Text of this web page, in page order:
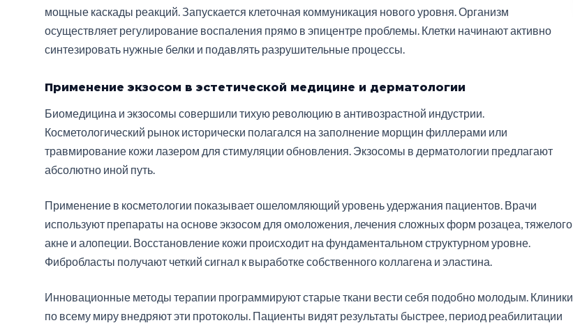
мощные каскады реакций. Запускается клеточная коммуникация нового уровня. Организм
осуществляет регулирование воспаления прямо в эпицентре проблемы. Клетки начинают активно
синтезировать нужные белки и подавлять разрушительные процессы.
Применение экзосом в эстетической медицине и дерматологии
Биомедицина и экзосомы совершили тихую революцию в антивозрастной индустрии.
Косметологический рынок исторически полагался на заполнение морщин филлерами или
травмирование кожи лазером для стимуляции обновления. Экзосомы в дерматологии предлагают
абсолютно иной путь.
Применение в косметологии показывает ошеломляющий уровень удержания пациентов. Врачи
используют препараты на основе экзосом для омоложения, лечения сложных форм розацеа, тяжелого
акне и алопеции. Восстановление кожи происходит на фундаментальном структурном уровне.
Фибробласты получают четкий сигнал к выработке собственного коллагена и эластина.
Инновационные методы терапии программируют старые ткани вести себя подобно молодым. Клиники
по всему миру внедряют эти протоколы. Пациенты видят результаты быстрее, период реабилитации